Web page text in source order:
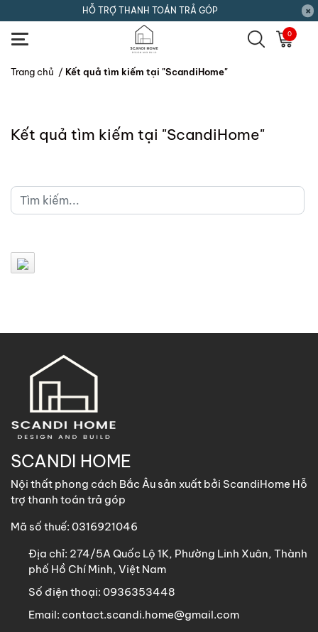
HỖ TRỢ THANH TOÁN TRẢ GÓP
0
Trang chủ / Kết quả tìm kiếm tại "ScandiHome"
Kết quả tìm kiếm tại "ScandiHome"
SCANDI HOME
Nội thất phong cách Bắc Âu sản xuất bởi ScandiHome Hỗ
trợ thanh toán trả góp
Mã số thuế: 0316921046
Địa chỉ: 274/5A Quốc Lộ 1K, Phường Linh Xuân, Thành
phố Hồ Chí Minh, Việt Nam
Số điện thoại: 0936353448
Email: contact.scandi.home@gmail.com